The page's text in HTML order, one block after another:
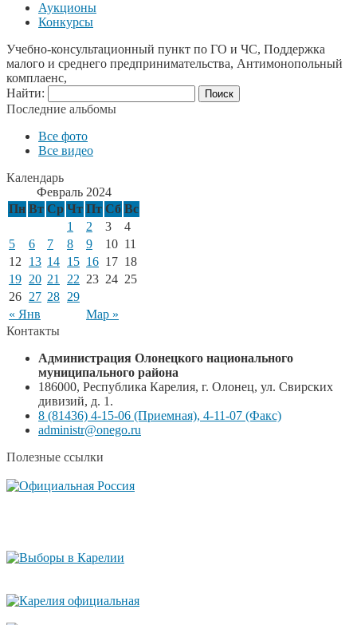
Аукционы
Конкурсы
Учебно-консультационный пункт по ГО и ЧС, Поддержка
малого и среднего предпринимательства, Антимонопольный
комплаенс,
Найти:
Последние альбомы
Все фото
Все видео
Календарь
Февраль 2024
Пн Вт Ср Чт Пт Сб Вс
« Янв Мар »
1 2 3
4
5
6 7 8 9 10 11
12 13 14 15 16 17 18
19 20 21 22 23 24 25
26 27 28 29
Контакты
Администрация Олонецкого национального
муниципального района
186000, Республика Карелия, г. Олонец, ул. Свирских
дивизий, д. 1.
8 (81436) 4-15-06 (Приемная), 4-11-07 (Факс)
administr@onego.ru
Полезные ссылки